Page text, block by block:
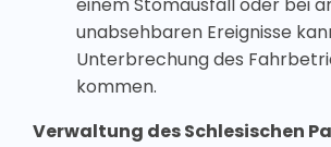
unabsehbaren Ereignisse
Unterbrechung des
kommen.
Verwaltung des Schlesischen